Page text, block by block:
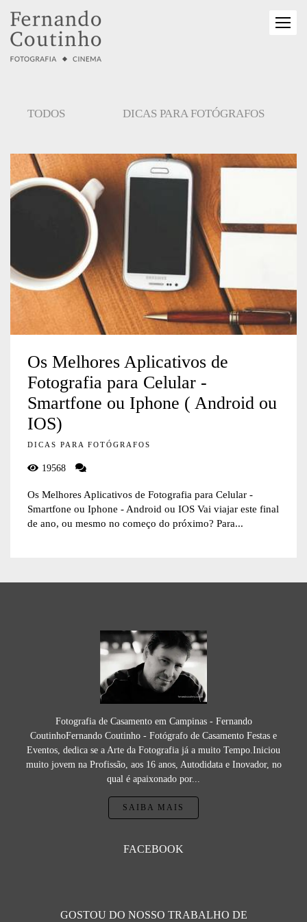
TODOS DICAS PARA FOTÓGRAFOS
Os Melhores Aplicativos de
Fotografia para Celular -
Smartfone ou Iphone ( Android ou
IOS)
DICAS PARA FOTÓGRAFOS
19568
Os Melhores Aplicativos de Fotografia para Celular -
Smartfone ou Iphone - Android ou IOS Vai viajar este final
de ano, ou mesmo no começo do próximo? Para...
Fotografia de Casamento em Campinas - Fernando
CoutinhoFernando Coutinho - Fotógrafo de Casamento Festas e
Eventos, dedica se a Arte da Fotografia já a muito Tempo.Iniciou
muito jovem na Profissão, aos 16 anos, Autodidata e Inovador, no
qual é apaixonado por...
SAIBA MAIS
FACEBOOK
GOSTOU DO NOSSO TRABALHO DE